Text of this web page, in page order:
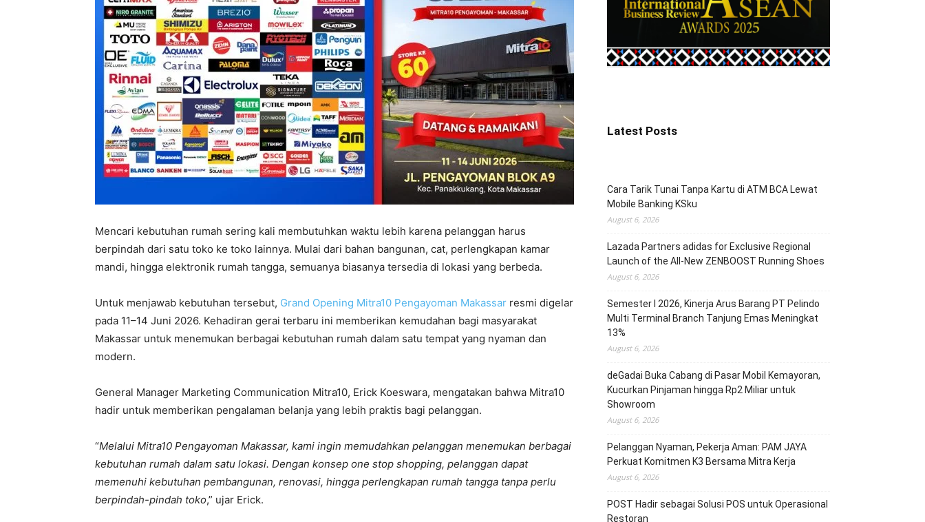
Mencari kebutuhan rumah sering kali membutuhkan waktu lebih karena pelanggan harus
berpindah dari satu toko ke toko lainnya. Mulai dari bahan bangunan, cat, perlengkapan kamar
mandi, hingga elektronik rumah tangga, semuanya biasanya tersedia di lokasi yang berbeda.
Untuk menjawab kebutuhan tersebut, Grand Opening Mitra10 Pengayoman Makassar resmi digelar
pada 11–14 Juni 2026. Kehadiran gerai terbaru ini memberikan kemudahan bagi masyarakat
Makassar untuk menemukan berbagai kebutuhan rumah dalam satu tempat yang nyaman dan
modern.
General Manager Marketing Communication Mitra10, Erick Koeswara, mengatakan bahwa Mitra10
hadir untuk memberikan pengalaman belanja yang lebih praktis bagi pelanggan.
“Melalui Mitra10 Pengayoman Makassar, kami ingin memudahkan pelanggan menemukan berbagai
kebutuhan rumah dalam satu lokasi. Dengan konsep one stop shopping, pelanggan dapat
memenuhi kebutuhan pembangunan, renovasi, hingga perlengkapan rumah tangga tanpa perlu
berpindah-pindah toko,” ujar Erick.
Latest Posts
Cara Tarik Tunai Tanpa Kartu di ATM BCA Lewat
Mobile Banking KSku
August 6, 2026
Lazada Partners adidas for Exclusive Regional
Launch of the All-New ZENBOOST Running Shoes
August 6, 2026
Semester I 2026, Kinerja Arus Barang PT Pelindo
Multi Terminal Branch Tanjung Emas Meningkat
13%
August 6, 2026
deGadai Buka Cabang di Pasar Mobil Kemayoran,
Kucurkan Pinjaman hingga Rp2 Miliar untuk
Showroom
August 6, 2026
Pelanggan Nyaman, Pekerja Aman: PAM JAYA
Perkuat Komitmen K3 Bersama Mitra Kerja
August 6, 2026
POST Hadir sebagai Solusi POS untuk Operasional
Restoran